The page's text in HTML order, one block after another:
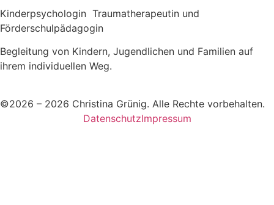
Kinderpsychologin Traumatherapeutin und
Förderschulpädagogin
Begleitung von Kindern, Jugendlichen und Familien auf
ihrem individuellen Weg.
©2026 – 2026 Christina Grünig. Alle Rechte vorbehalten.
DatenschutzImpressum